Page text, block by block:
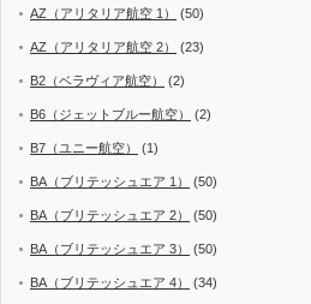
AZ（アリタリア航空 1） (50)
AZ（アリタリア航空 2） (23)
B2（ベラヴィア航空） (2)
B6（ジェットブルー航空） (2)
B7（ユニー航空） (1)
BA（ブリテッシュエア 1） (50)
BA（ブリテッシュエア 2） (50)
BA（ブリテッシュエア 3） (50)
BA（ブリテッシュエア 4） (34)